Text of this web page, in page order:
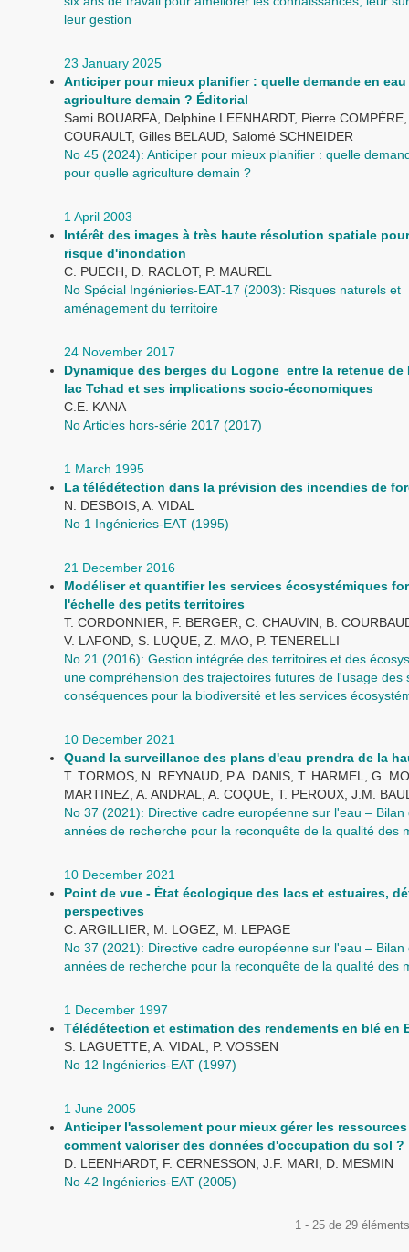
leur gestion
23 January 2025
Anticiper pour mieux planifier : quelle demande en
agriculture demain ? Éditorial
Sami BOUARFA, Delphine LEENHARDT, Pierre
COURAULT, Gilles BELAUD, Salomé SCHNEIDER
No 45 (2024): Anticiper pour mieux planifier : quelle
pour quelle agriculture demain ?
1 April 2003
Intérêt des images à très haute résolution spatiale
risque d'inondation
C. PUECH, D. RACLOT, P. MAUREL
No Spécial Ingénieries-EAT-17 (2003): Risques naturels et
aménagement du territoire
24 November 2017
Dynamique des berges du Logone entre la retenue de
lac Tchad et ses implications socio-économiques
C.E. KANA
No Articles hors-série 2017 (2017)
1 March 1995
La télédétection dans la prévision des incendies de
N. DESBOIS, A. VIDAL
No 1 Ingénieries-EAT (1995)
21 December 2016
Modéliser et quantifier les services écosystémiques
l'échelle des petits territoires
T. CORDONNIER, F. BERGER, C. CHAUVIN, B.
V. LAFOND, S. LUQUE, Z. MAO, P. TENERELLI
No 21 (2016): Gestion intégrée des territoires et des
une compréhension des trajectoires futures de l'usage des
conséquences pour la biodiversité et les services
10 December 2021
Quand la surveillance des plans d'eau prendra de la
T. TORMOS, N. REYNAUD, P.A. DANIS, T. HARMEL, G.
MARTINEZ, A. ANDRAL, A. COQUE, T. PEROUX, J.M.
No 37 (2021): Directive cadre européenne sur l'eau – Bilan
années de recherche pour la reconquête de la qualité des
10 December 2021
Point de vue - État écologique des lacs et estuaires,
perspectives
C. ARGILLIER, M. LOGEZ, M. LEPAGE
No 37 (2021): Directive cadre européenne sur l'eau – Bilan
années de recherche pour la reconquête de la qualité des
1 December 1997
Télédétection et estimation des rendements en blé en
S. LAGUETTE, A. VIDAL, P. VOSSEN
No 12 Ingénieries-EAT (1997)
1 June 2005
Anticiper l'assolement pour mieux gérer les
comment valoriser des données d'occupation du sol ?
D. LEENHARDT, F. CERNESSON, J.F. MARI, D. MESMIN
No 42 Ingénieries-EAT (2005)
1 - 25 de 29